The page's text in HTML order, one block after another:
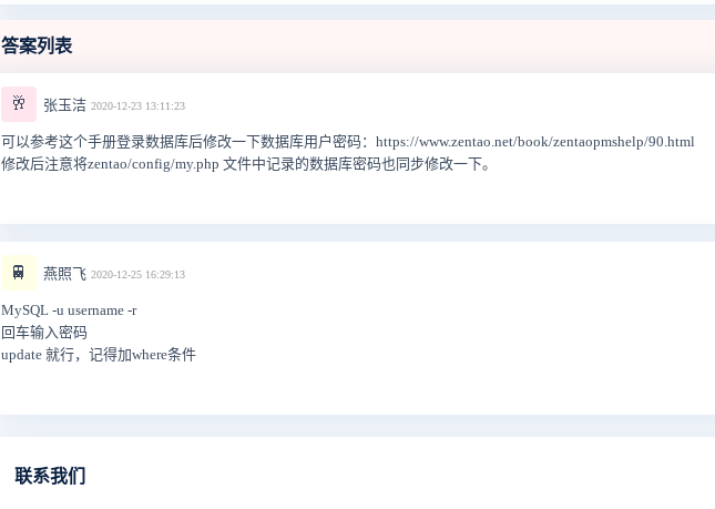
答案列表
🥂 张玉洁 2020-12-23 13:11:23
可以参考这个手册登录数据库后修改一下数据库用户密码：https://www.zentao.net/book/zentaopmshelp/90.html
修改后注意将zentao/config/my.php 文件中记录的数据库密码也同步修改一下。
🚆 燕照飞 2020-12-25 16:29:13
MySQL -u username -r
回车输入密码
update 就行，记得加where条件
联系我们